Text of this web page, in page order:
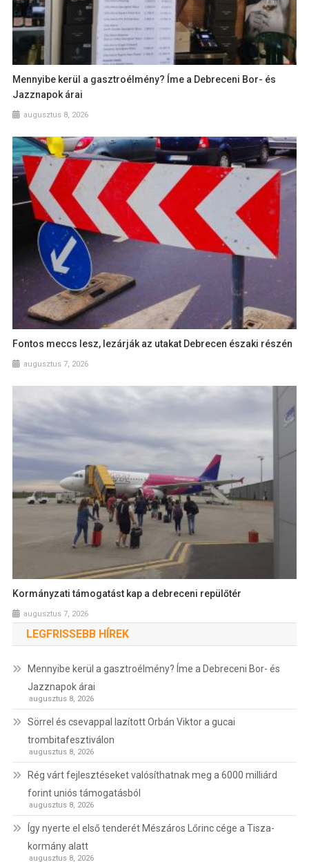
Mennyibe kerül a gasztroélmény? Íme a Debreceni Bor- és
Jazznapok árai
augusztus 8, 2026
Fontos meccs lesz, lezárják az utakat Debrecen északi részén
augusztus 7, 2026
Kormányzati támogatást kap a debreceni repülőtér
augusztus 7, 2026
LEGFRISSEBB HÍREK
Mennyibe kerül a gasztroélmény? Íme a Debreceni Bor- és
Jazznapok árai
augusztus 8, 2026
Sörrel és csevappal lazított Orbán Viktor a gucai
trombitafesztiválon
augusztus 8, 2026
Rég várt fejlesztéseket valósíthatnak meg a 6000 milliárd
forint uniós támogatásból
augusztus 8, 2026
Így nyerte el első tenderét Mészáros Lőrinc cége a Tisza-
kormány alatt
augusztus 8, 2026